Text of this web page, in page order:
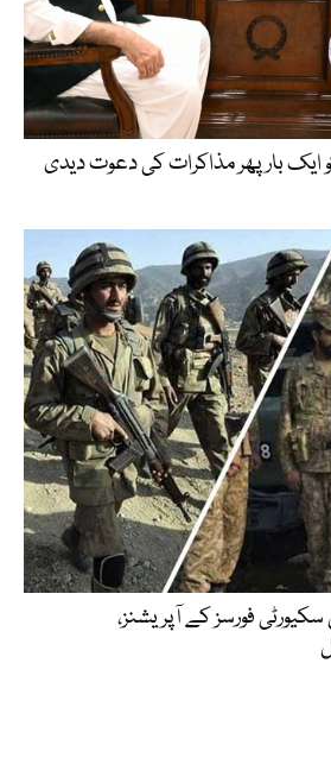
بارپھر مذاکرات کی دعوت دیدی
فورسز کے آپریشنز،